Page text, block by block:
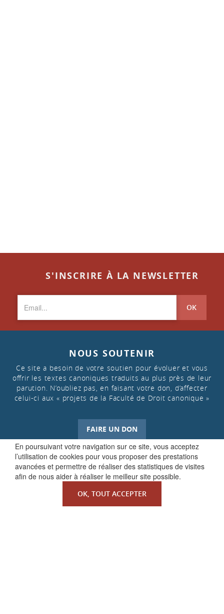
En poursuivant votre navigation sur ce site, vous acceptez
l’utilisation de cookies pour vous proposer des prestations
avancées et permettre de réaliser des statistiques de visites
afin de nous aider à réaliser le meilleur site possible.
OK, TOUT ACCEPTER
S'INSCRIRE À LA NEWSLETTER
OK
NOUS SOUTENIR
Ce site a besoin de votre soutien pour évoluer et vous
offrir les textes canoniques traduits au plus près de leur
parution. N’oubliez pas, en faisant votre don, d’affecter
celui-ci aux « projets de la Faculté de Droit canonique »
FAIRE UN DON